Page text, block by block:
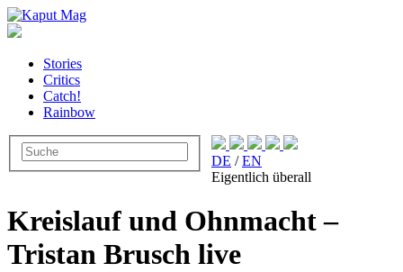
Stories
Critics
Catch!
Rainbow
DE /EN
Eigentlich überall
Kreislauf und Ohnmacht –
Tristan Brusch live